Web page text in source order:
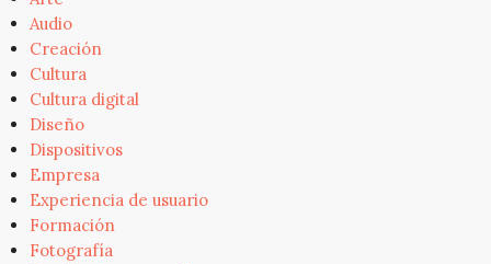
Audio
Creación
Cultura
Cultura digital
Diseño
Dispositivos
Empresa
Experiencia de usuario
Formación
Fotografía